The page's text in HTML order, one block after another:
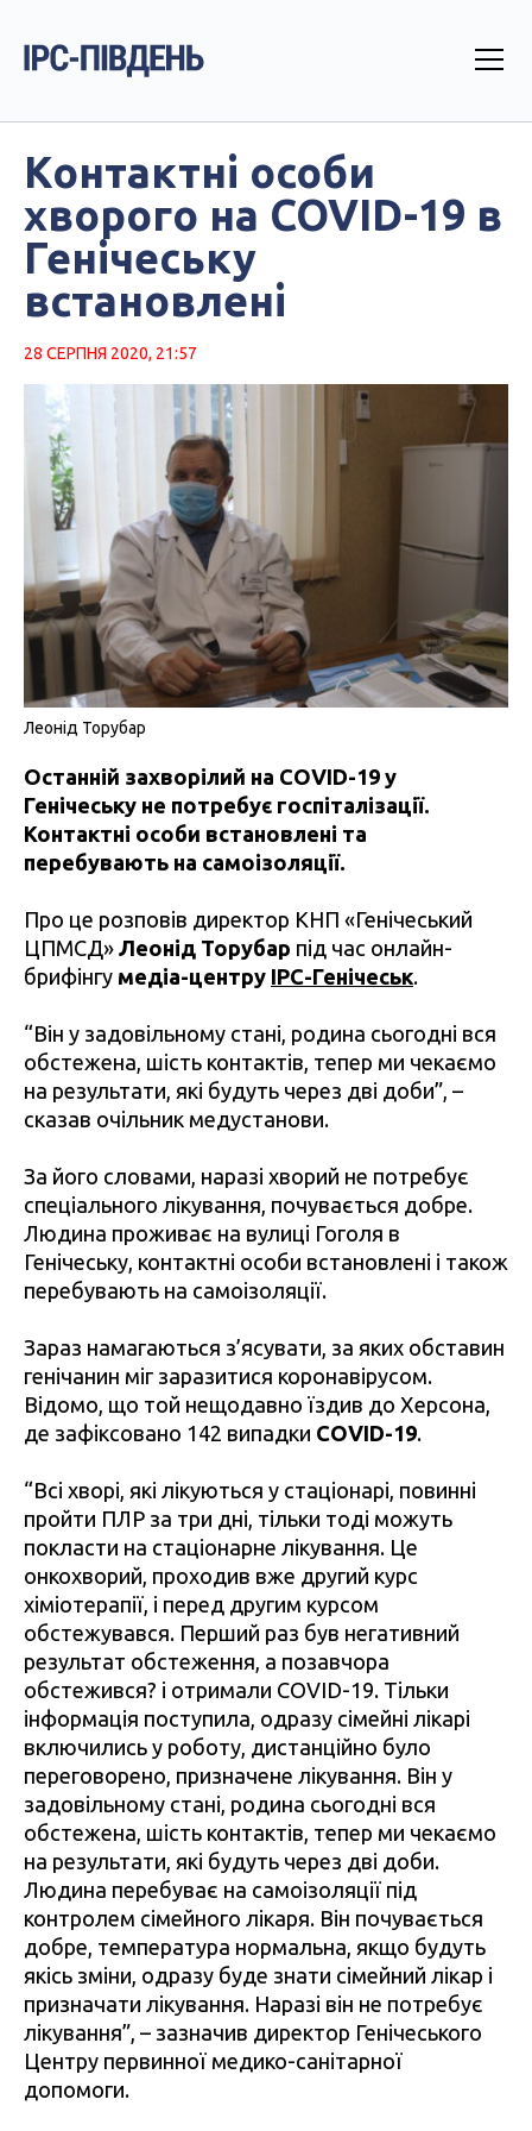
Контактні особи
хворого на COVID-19 в
Генічеську
встановлені
28 СЕРПНЯ 2020, 21:57
Леонід Торубар
Останній захворілий на COVID-19 у
Генічеську не потребує госпіталізації.
Контактні особи встановлені та
перебувають на самоізоляції.
Про це розповів директор КНП «Генічеський
ЦПМСД» Леонід Торубар під час онлайн-
брифінгу медіа-центру IPC-Генічеськ.
“Він у задовільному стані, родина сьогодні вся
обстежена, шість контактів, тепер ми чекаємо
на результати, які будуть через дві доби”, –
сказав очільник медустанови.
За його словами, наразі хворий не потребує
спеціального лікування, почувається добре.
Людина проживає на вулиці Гоголя в
Генічеську, контактні особи встановлені і також
перебувають на самоізоляції.
Зараз намагаються з’ясувати, за яких обставин
генічанин міг заразитися коронавірусом.
Відомо, що той нещодавно їздив до Херсона,
де зафіксовано 142 випадки COVID-19.
“Всі хворі, які лікуються у стаціонарі, повинні
пройти ПЛР за три дні, тільки тоді можуть
покласти на стаціонарне лікування. Це
онкохворий, проходив вже другий курс
хіміотерапії, і перед другим курсом
обстежувався. Перший раз був негативний
результат обстеження, а позавчора
обстежився? і отримали COVID-19. Тільки
інформація поступила, одразу сімейні лікарі
включились у роботу, дистанційно було
переговорено, призначене лікування. Він у
задовільному стані, родина сьогодні вся
обстежена, шість контактів, тепер ми чекаємо
на результати, які будуть через дві доби.
Людина перебуває на самоізоляції під
контролем сімейного лікаря. Він почувається
добре, температура нормальна, якщо будуть
якісь зміни, одразу буде знати сімейний лікар і
призначати лікування. Наразі він не потребує
лікування”, – зазначив директор Генічеського
Центру первинної медико-санітарної
допомоги.